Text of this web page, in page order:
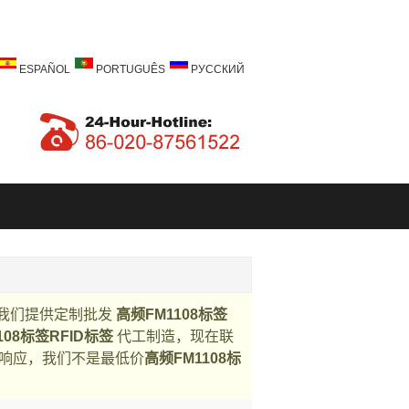
ESPAÑOL PORTUGUÊS РУССКИЙ
们提供定制批发 高频FM1108标签
标签RFID标签 代工制造，现在联
应，我们不是最低价高频FM1108标